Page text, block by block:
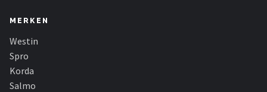
MERKEN
Westin
Spro
Korda
Salmo